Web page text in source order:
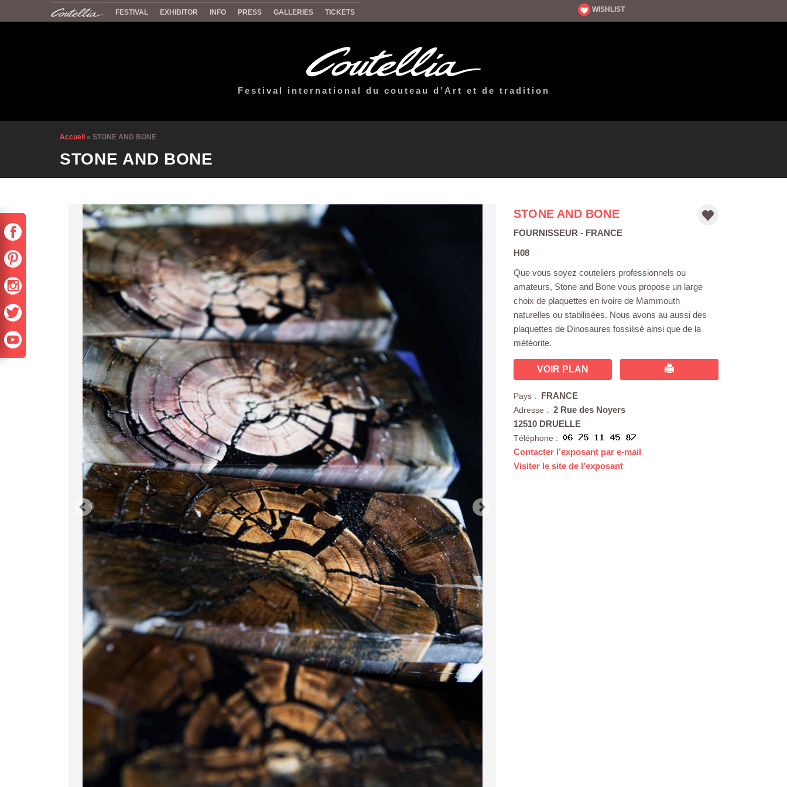
FESTIVAL EXHIBITOR INFO PRESS GALLERIES TICKETS WISHLIST
Festival international du couteau d’Art et de tradition
Accueil » STONE AND BONE
STONE AND BONE
STONE AND BONE
FOURNISSEUR - FRANCE
H08
Que vous soyez couteliers professionnels ou
amateurs, Stone and Bone vous propose un large
choix de plaquettes en ivoire de Mammouth
naturelles ou stabilisées. Nous avons au aussi des
plaquettes de Dinosaures fossilisé ainsi que de la
météorite.
VOIR PLAN
Pays : FRANCE
Adresse : 2 Rue des Noyers
12510 DRUELLE
Téléphone :
Contacter l’exposant par e-mail
Visiter le site de l’exposant